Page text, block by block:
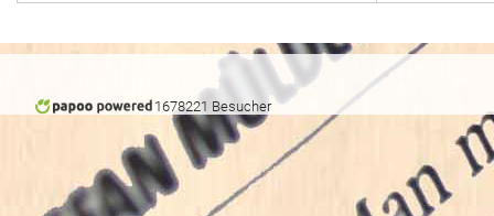
1678221 Besucher